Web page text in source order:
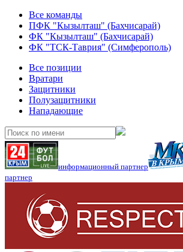
Все команды
ПФК "Кызылташ" (Бахчисарай)
ФК "Кызылташ" (Бахчисарай)
ФК "ТСК-Таврия" (Симферополь)
Все позиции
Вратари
Защитники
Полузащитники
Нападающие
информационный партнер
партнер